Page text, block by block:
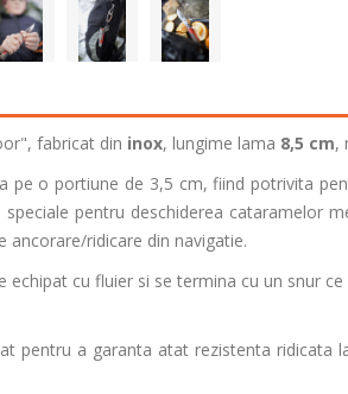
fabricat din inox, lungime lama 8,5 cm,
o portiune de 3,5 cm, fiind potrivita
pentru deschiderea cataramelor
ancorare/ridicare din navigatie.
cu fluier si se termina cu un snur
pentru a garanta atat rezistenta ridicata